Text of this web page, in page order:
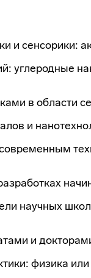
и сенсорики:
углеродные
в области
и
научных
и
физика